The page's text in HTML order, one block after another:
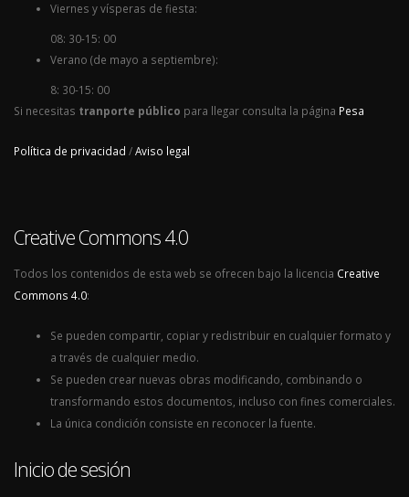
Viernes y vísperas de fiesta:
08: 30-15: 00
Verano (de mayo a septiembre):
8: 30-15: 00
Si necesitas tranporte público para llegar consulta la página Pesa
Política de privacidad /Aviso legal
Creative Commons 4.0
Todos los contenidos de esta web se ofrecen bajo la licencia Creative
Commons 4.0:
Se pueden compartir, copiar y redistribuir en cualquier formato y
a través de cualquier medio.
Se pueden crear nuevas obras modificando, combinando o
transformando estos documentos, incluso con fines comerciales.
La única condición consiste en reconocer la fuente.
Inicio de sesión